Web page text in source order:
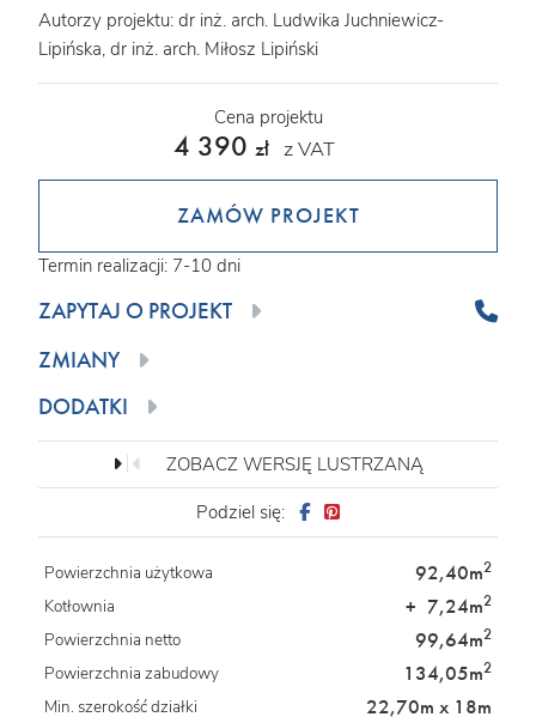
Autorzy projektu: dr inż. arch. Ludwika Juchniewicz-
Lipińska, dr inż. arch. Miłosz Lipiński
Cena projektu
4 390 zł z VAT
ZAMÓW PROJEKT
Termin realizacji: 7-10 dni
ZAPYTAJ O PROJEKT
ZMIANY
DODATKI
ZOBACZ WERSJĘ LUSTRZANĄ
Podziel się:
Powierzchnia użytkowa 92,40m2
Kotłownia + 7,24m2
Powierzchnia netto 99,64m2
Powierzchnia zabudowy 134,05m2
Min. szerokość działki 22,70m x 18m